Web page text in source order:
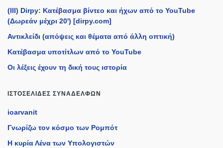
(III) Dirpy: Κατέβασμα βίντεο και ήχων από το YouTube
(Δωρεάν μέχρι 20') [dirpy.com]
Αντικλείδι (απόψεις και θέματα από άλλη οπτική)
Κατέβασμα υποτίτλων από το YouTube
Οι λέξεις έχουν τη δική τους ιστορία
ΙΣΤΟΣΕΛΊΔΕΣ ΣΥΝΑΔΈΛΦΩΝ
ioarvanit
Γνωρίζω τον κόσμο των Ρομπότ
Η κυρία Λένα των Υπολογιστών